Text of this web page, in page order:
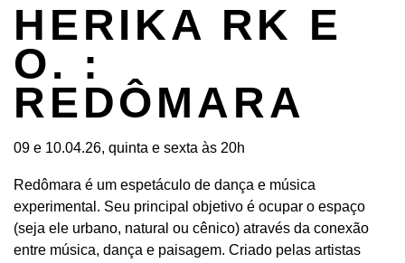
HERIKA RK E
O. :
REDÔMARA
09 e 10.04.26, quinta e sexta às 20h
Redômara é um espetáculo de dança e música
experimental. Seu principal objetivo é ocupar o espaço
(seja ele urbano, natural ou cênico) através da conexão
entre música, dança e paisagem. Criado pelas artistas